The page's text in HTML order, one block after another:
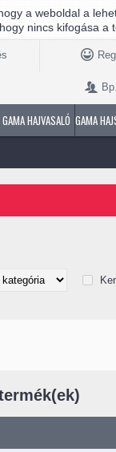
a weboldal a
nincs kifogása a
GAMA HAJVASALÓ GAMA